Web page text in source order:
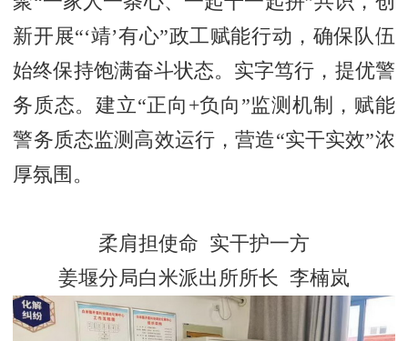
新开展“‘靖’有心”政工赋能行动，确保队伍
始终保持饱满奋斗状态。实字笃行，提优警
务质态。建立“正向+负向”监测机制，赋能
警务质态监测高效运行，营造“实干实效”浓
厚氛围。
柔肩担使命 实干护一方
姜堰分局白米派出所所长 李楠岚